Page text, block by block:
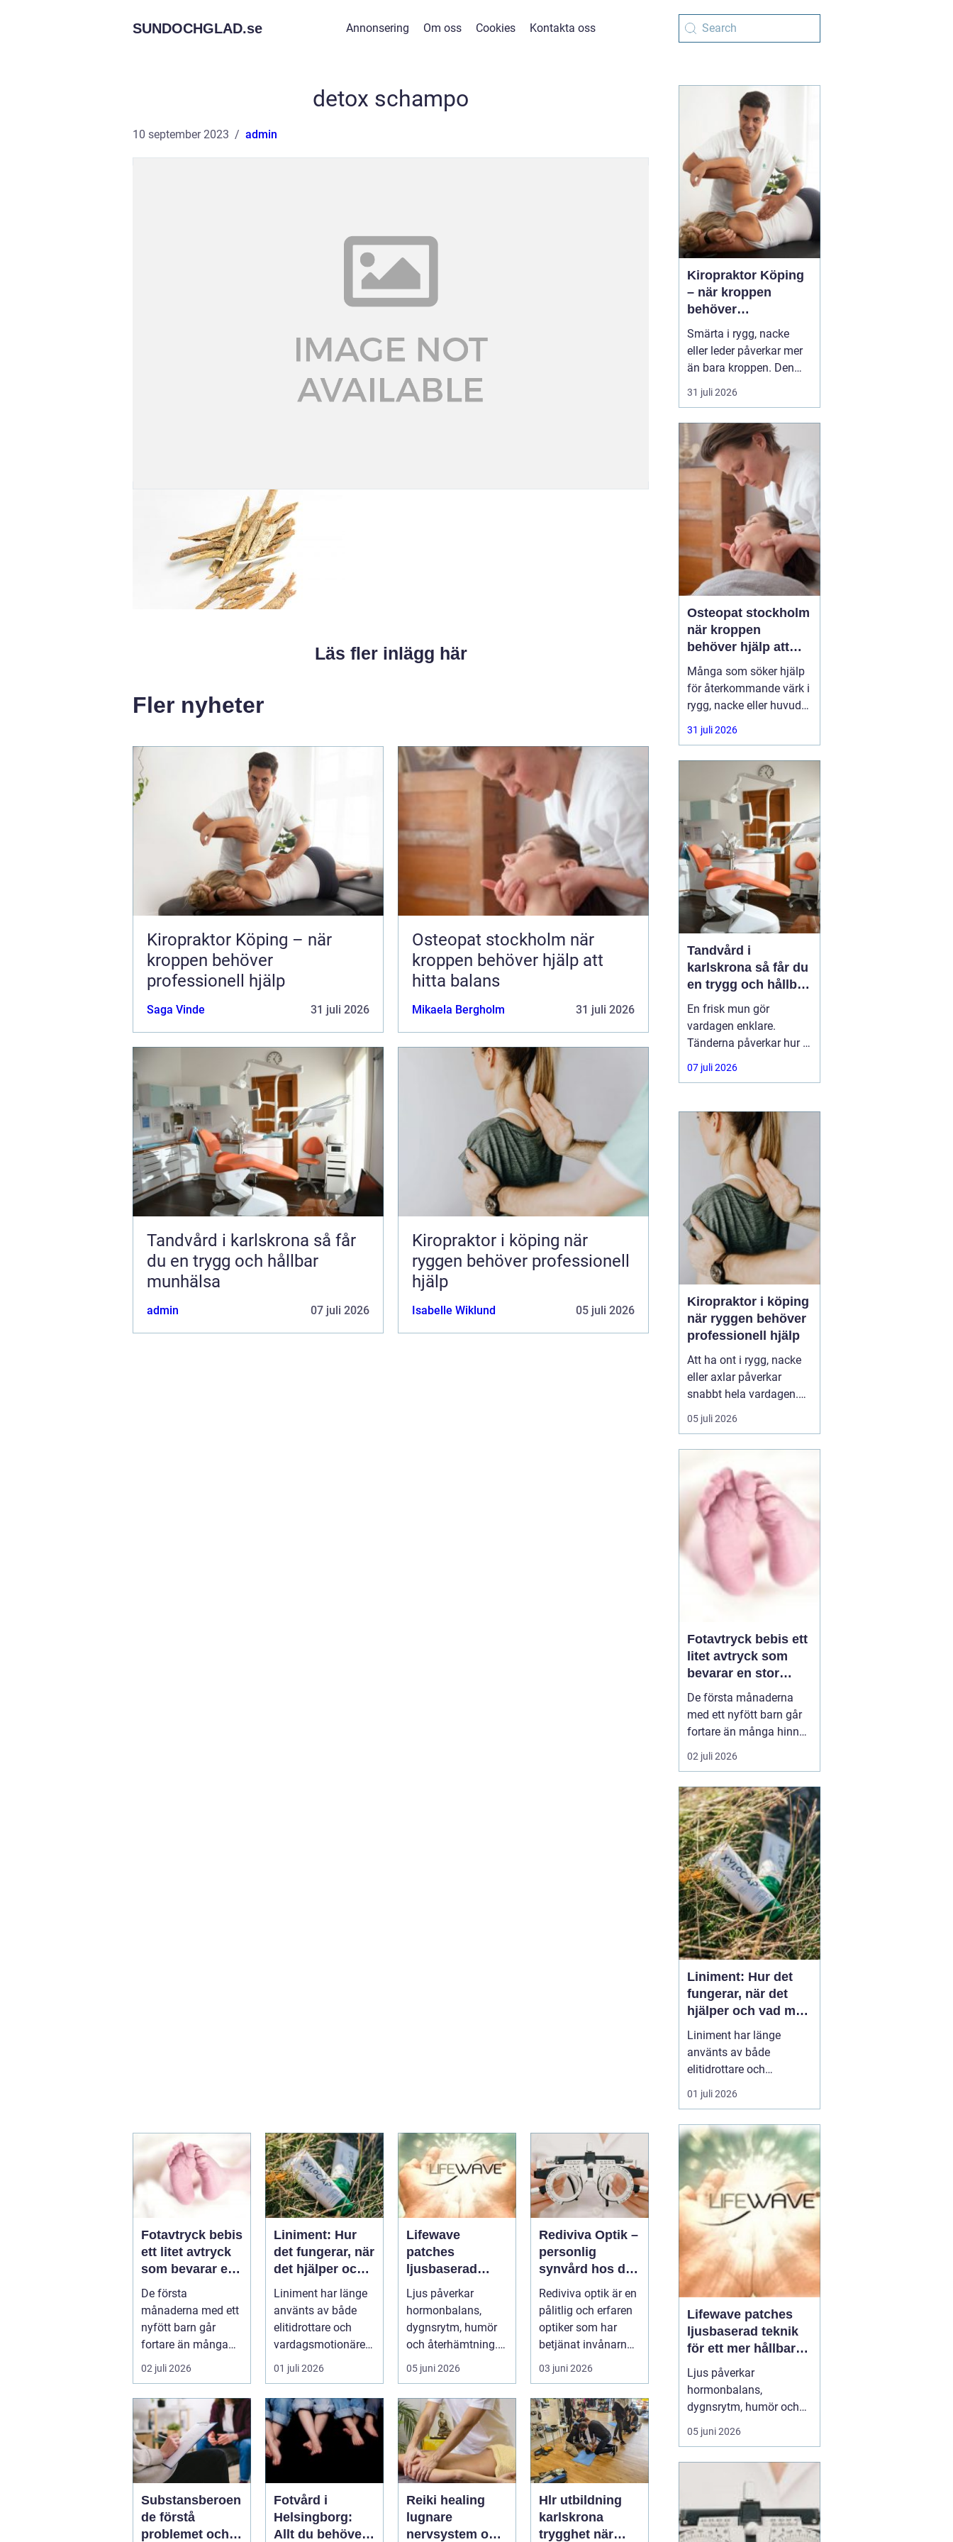
SUNDOCHGLAD.se Annonsering Om oss Cookies Kontakta oss
detox schampo
10 september 2023 admin
Läs fler inlägg här
Fler nyheter
Kiropraktor Köping – när
kroppen behöver
professionell hjälp
Saga Vinde 31 juli 2026
Osteopat stockholm när
kroppen behöver hjälp att
hitta balans
Mikaela Bergholm 31 juli 2026
Tandvård i karlskrona så får
du en trygg och hållbar
munhälsa
admin 07 juli 2026
Kiropraktor i köping när
ryggen behöver professionell
hjälp
Isabelle Wiklund 05 juli 2026
Fotavtryck bebis
ett litet avtryck
som bevarar en
stor stund
De första
månaderna med ett
nyfött barn går
fortare än många
hinner med. Ena
dagen ryms hela
foten i...
02 juli 2026
Liniment: Hur
det fungerar, när
det hjälper och
vad man bör
tänka på
Liniment har länge
använts av både
elitidrottare och
vardagsmotionärer
för...
01 juli 2026
Lifewave
patches
ljusbaserad
teknik för ett
mer hållbart
välbefinnande
Ljus påverkar
hormonbalans,
dygnsrytm, humör
och återhämtning.
Under senare år har
en ny typ av prod...
05 juni 2026
Rediviva Optik –
personlig
synvård hos din
optiker i
Uppsala
Rediviva optik är en
pålitlig och erfaren
optiker som har
betjänat invånarna
i...
03 juni 2026
Substansberoen
de förstå
problemet och
Fotvård i
Helsingborg:
Allt du behöver
Reiki healing
lugnare
nervsystem och
Hlr utbildning
karlskrona
trygghet när
Kiropraktor Köping
– när kroppen
behöver
professionell hjälp
Smärta i rygg, nacke
eller leder påverkar mer
än bara kroppen. Den
kan störa sömnen, göra
det svårt att koncentrera
sådant som arbete,
träning och vardagliga
sysslor. M...
31 juli 2026
Osteopat stockholm
när kroppen
behöver hjälp att
hitta balans
Många som söker hjälp
för återkommande värk i
rygg, nacke eller huvud
har redan provat både
träning, vila och
besvären släpper. Där
någonstans uppstår ofta
intresset för osteopati.
31 juli 2026
Tandvård i
karlskrona så får du
en trygg och hållbar
munhälsa
En frisk mun gör
vardagen enklare.
Tänderna påverkar hur vi
äter, hur vi pratar och hur
trygga vi känner oss i
människor sökerefter
tandvård Karlskrona
handlar
07 juli 2026
Kiropraktor i köping
när ryggen behöver
professionell hjälp
Att ha ont i rygg, nacke
eller axlar påverkar
snabbt hela vardagen.
Sömn, arbete, träning
och humör hänger ihop
därför en kiropraktor
Köping när värken inte
längre går över av sig
själv, eller när
återkommand...
05 juli 2026
Fotavtryck bebis ett
litet avtryck som
bevarar en stor
stund
De första månaderna
med ett nyfött barn går
fortare än många hinner
med. Ena dagen ryms
hela foten i handflatan,
redan vuxit ur sina första
pyjamasar.Ett fotavtryck
bebis fångarjust den d...
02 juli 2026
Liniment: Hur det
fungerar, när det
hjälper och vad man
bör tänka på
Liniment har länge
använts av både
elitidrottare och
vardagsmotionärer för
att lindra värk, stelhet
hur fungerar dessa
krämer egentligen, vad
innehåller de och när
passar de b&...
01 juli 2026
Lifewave patches
ljusbaserad teknik
för ett mer hållbart
välbefinnande
Ljus påverkar
hormonbalans,
dygnsrytm, humör och
återhämtning. Under
senare år har en ny typ
gränslandet mellan
egen biologi:Lifewave
patches. De är små
05 juni 2026